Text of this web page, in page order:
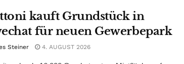
kauft Grundstück in
für neuen Gewerbepark
Steiner 4. AUGUST 2026